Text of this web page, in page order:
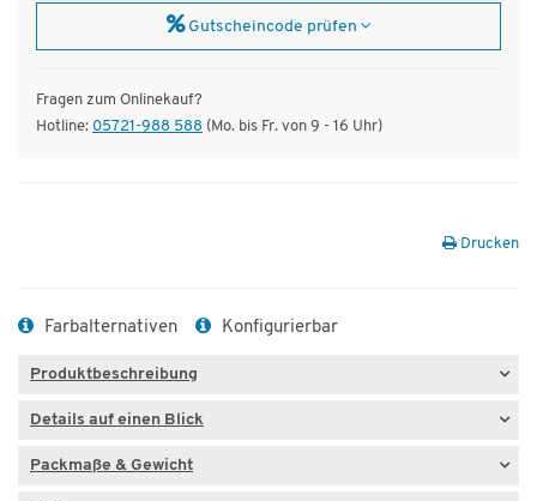
Gutscheincode prüfen
Fragen zum Onlinekauf?
Hotline: 05721-988 588 (Mo. bis Fr. von 9 - 16 Uhr)
Drucken
Farbalternativen Konfigurierbar
Produktbeschreibung
Details auf einen Blick
Packmaße & Gewicht